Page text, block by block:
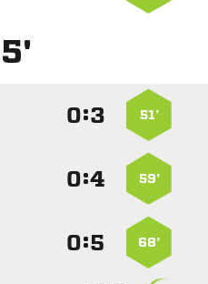
51’
:
59’
:
68’
: